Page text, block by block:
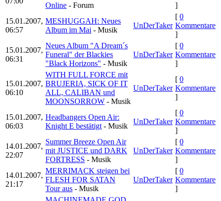
Online - Forum
]
15.01.2007,
06:57
MESHUGGAH: Neues
Album im Mai - Musik
UnDerTaker
[ 0
Kommentare
]
15.01.2007,
06:31
Neues Album "A Dream´s
Funeral" der Blackies
"Black Horizons" - Musik
UnDerTaker
[ 0
Kommentare
]
15.01.2007,
06:10
WITH FULL FORCE mit
BRUJERIA, SICK OF IT
ALL, CALIBAN und
MOONSORROW - Musik
UnDerTaker
[ 0
Kommentare
]
15.01.2007,
06:03
Headbangers Open Air:
Knight E bestätigt - Musik
UnDerTaker
[ 0
Kommentare
]
14.01.2007,
22:07
Summer Breeze Open Air
mit JUSTICE und DARK
FORTRESS - Musik
UnDerTaker
[ 0
Kommentare
]
14.01.2007,
21:17
MERRIMACK steigen bei
FLESH FOR SATAN
Tour aus - Musik
UnDerTaker
[ 0
Kommentare
]